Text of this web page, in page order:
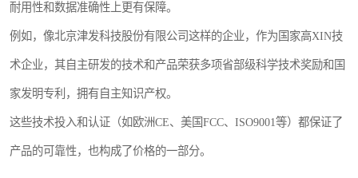
耐用性和数据准确性上更有保障。
例如，像北京津发科技股份有限公司这样的企业，作为国家高XIN技
术企业，其自主研发的技术和产品荣获多项省部级科学技术奖励和国
家发明专利，拥有自主知识产权。
这些技术投入和认证（如欧洲CE、美国FCC、ISO9001等）都保证了
产品的可靠性，也构成了价格的一部分。